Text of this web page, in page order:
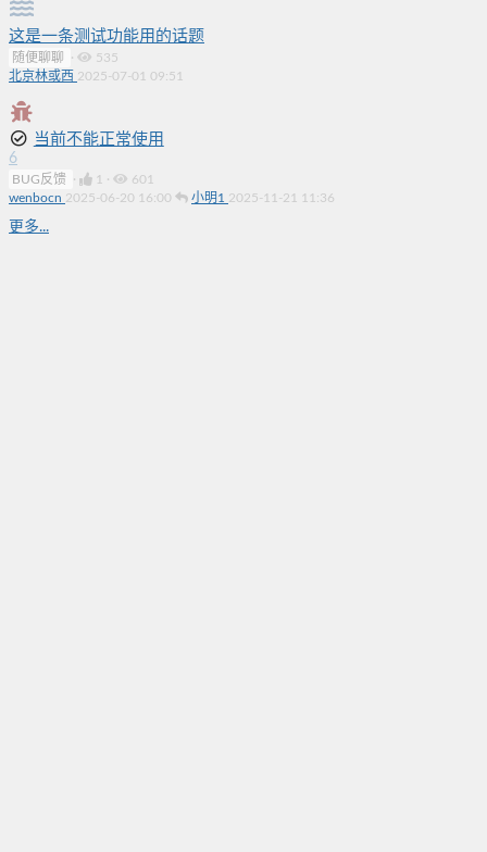
这是一条测试功能用的话题
随便聊聊 ·
535
北京林或西 2025-07-01 09:51
当前不能正常使用
6
BUG反馈 · 1 ·
601
wenbocn 2025-06-20 16:00 小明1 2025-11-21 11:36
更多...